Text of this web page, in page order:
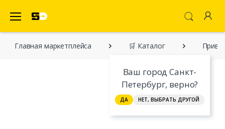
Ваш город Санкт-
Петербург, верно?
ДА НЕТ, ВЫБРАТЬ ДРУГОЙ
Главная марĸетплейса 🛒 Каталог